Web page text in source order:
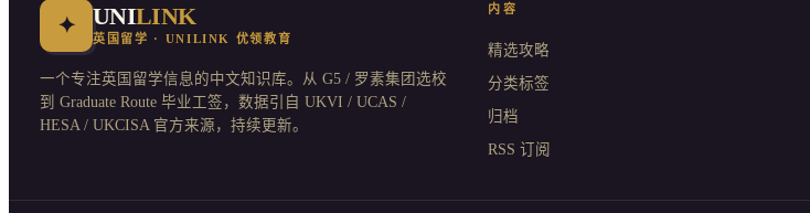
✦ UNILINK
英国留学 · UNILINK 优领教育
一个专注英国留学信息的中文知识库。从 G5 / 罗素集团选校
到 Graduate Route 毕业工签，数据引自 UKVI / UCAS /
HESA / UKCISA 官方来源，持续更新。
内容
精选攻略
分类标签
归档
RSS 订阅